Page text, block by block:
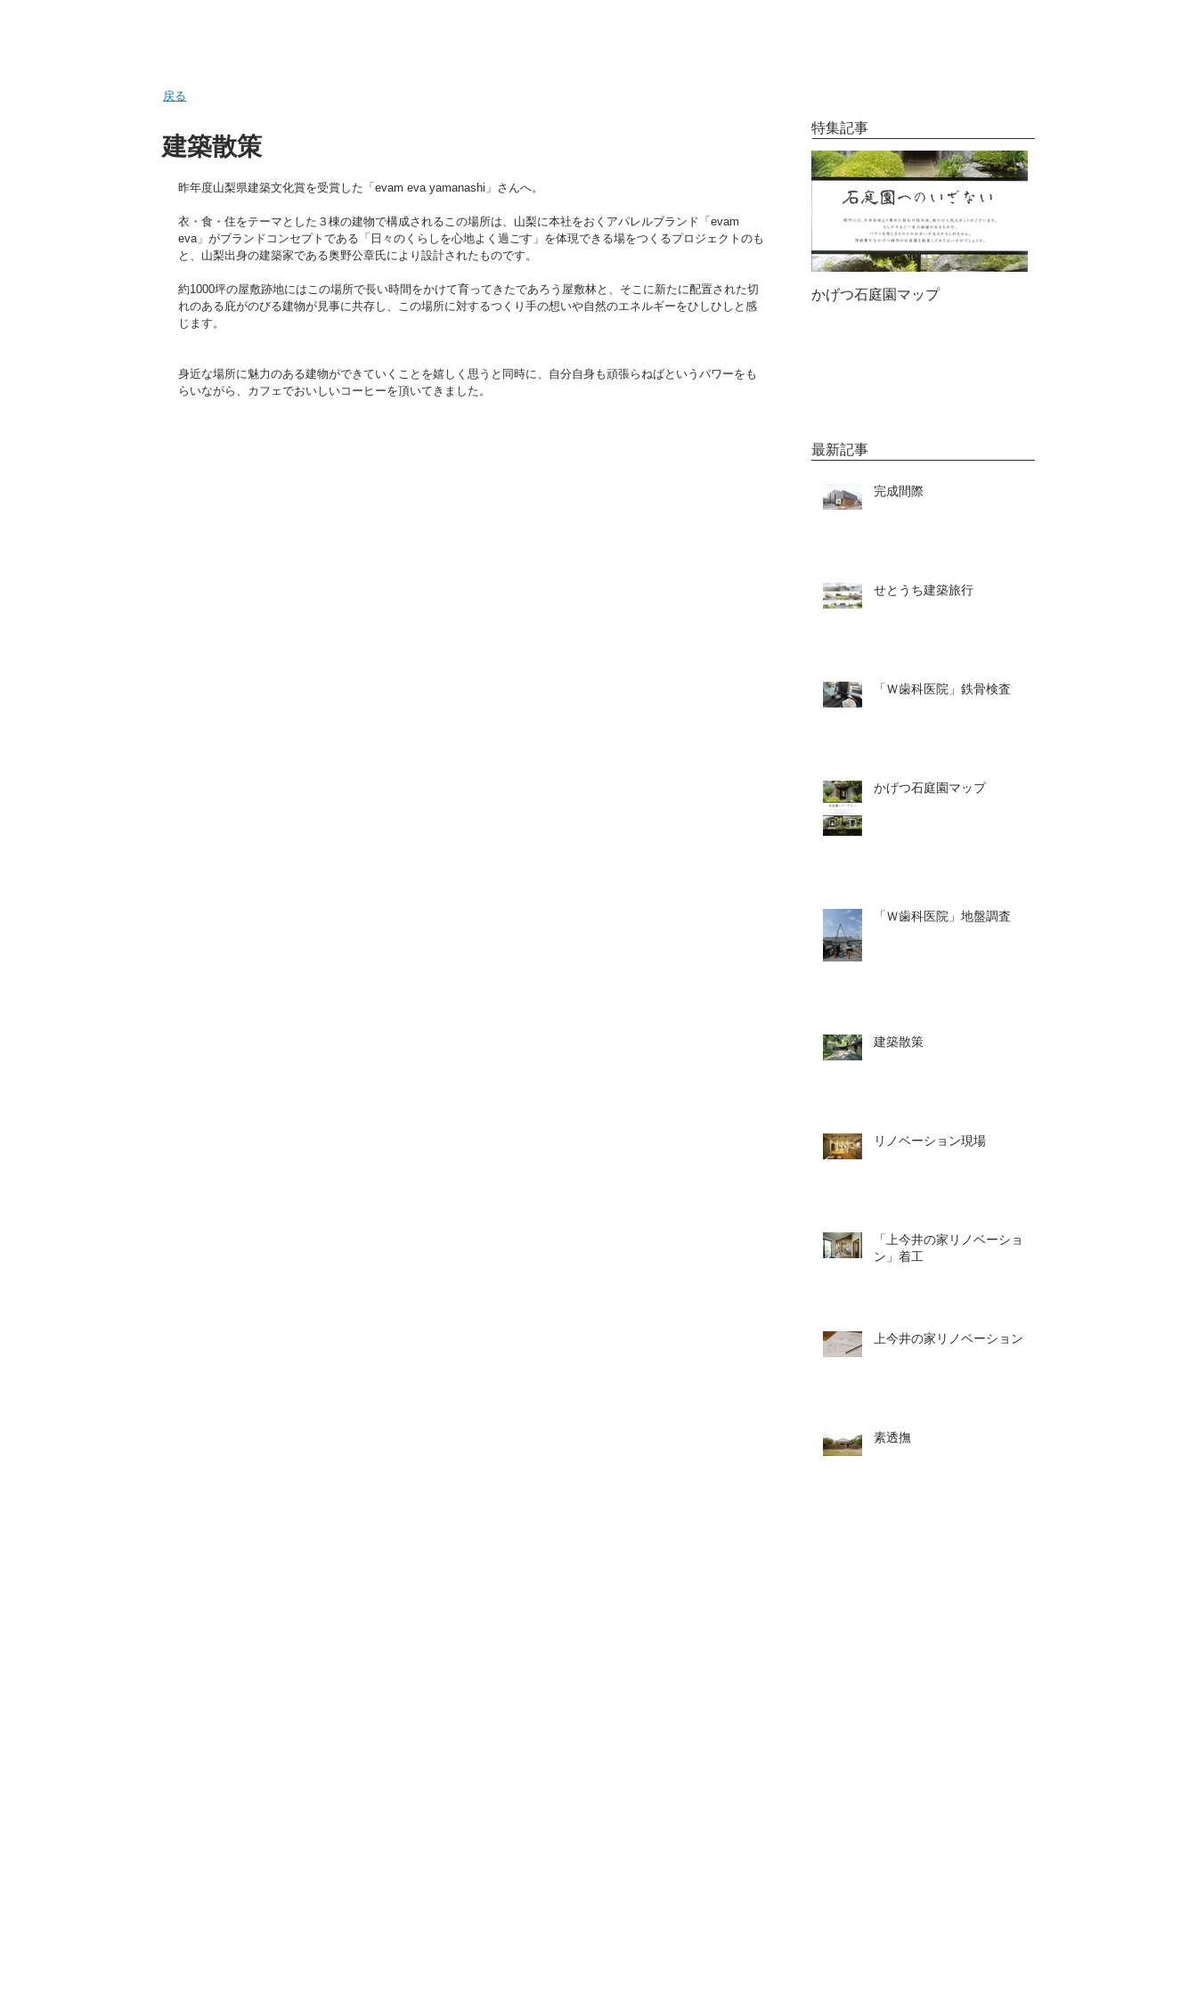
戻る
建築散策
昨年度山梨県建築文化賞を受賞した「evam eva yamanashi」さんへ。
衣・食・住をテーマとした３棟の建物で構成されるこの場所は、山梨に本社をおくアパレルブランド「evam
eva」がブランドコンセプトである「日々のくらしを心地よく過ごす」を体現できる場をつくるプロジェクトのも
と、山梨出身の建築家である奥野公章氏により設計されたものです。
約1000坪の屋敷跡地にはこの場所で長い時間をかけて育ってきたであろう屋敷林と、そこに新たに配置された切
れのある庇がのびる建物が見事に共存し、この場所に対するつくり手の想いや自然のエネルギーをひしひしと感
じます。
身近な場所に魅力のある建物ができていくことを嬉しく思うと同時に、自分自身も頑張らねばというパワーをも
らいながら、カフェでおいしいコーヒーを頂いてきました。
特集記事
かげつ石庭園マップ
最新記事
完成間際
せとうち建築旅行
「Ｗ歯科医院」鉄骨検査
かげつ石庭園マップ
「Ｗ歯科医院」地盤調査
建築散策
リノベーション現場
「上今井の家リノベーショ
ン」着工
上今井の家リノベーション
素透撫